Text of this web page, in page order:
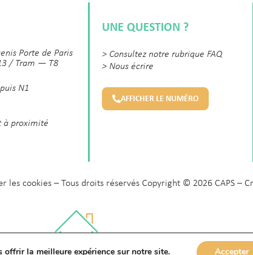
Porte de Paris
/ Tram — T8
N1
à proximité
UNE QUESTION ?
> Consultez notre rubrique FAQ
> Nous écrire
AFFICHER LE NUMÉRO
les cookies – Tous droits réservés Copyright © 2026 CAPS –
la meilleure expérience sur notre site. Accepter